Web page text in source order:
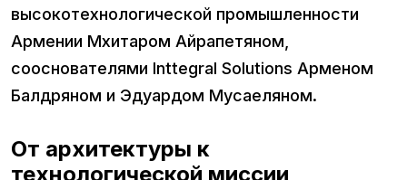
высокотехнологической промышленности
Армении Мхитаром Айрапетяном,
сооснователями Inttegral Solutions Арменом
Балдряном и Эдуардом Мусаеляном.
От архитектуры к
технологической миссии